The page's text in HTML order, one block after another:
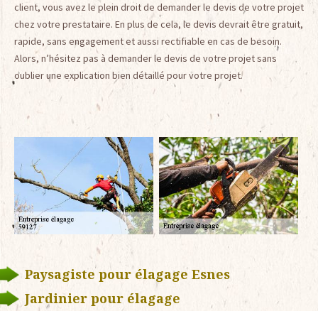
client, vous avez le plein droit de demander le devis de votre projet
chez votre prestataire. En plus de cela, le devis devrait être gratuit,
rapide, sans engagement et aussi rectifiable en cas de besoin.
Alors, n’hésitez pas à demander le devis de votre projet sans
oublier une explication bien détaillé pour votre projet.
Paysagiste pour élagage Esnes
Jardinier pour élagage